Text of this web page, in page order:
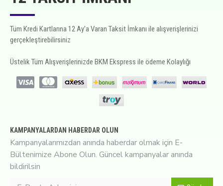
Tüm Kredi Kartlarına 12 Ay'a Varan Taksit İmkanı ile alışverişlerinizi
gerçekleştirebilirsiniz
Üstelik Tüm Alışverişlerinizde BKM Ekspress ile ödeme Kolaylığı
KAMPANYALARDAN HABERDAR OLUN
Kampanyalarımızdan anında haberdar olmak için E-
Bültenimize Abone Olun. Güncel kampanyalar anında
bildirilsin